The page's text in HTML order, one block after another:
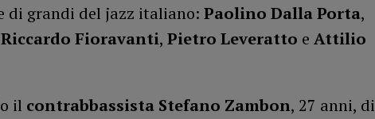
di grandi del jazz italiano: Paolino Dalla Porta,
Riccardo Fioravanti, Pietro Leveratto e Attilio
il contrabbassista Stefano Zambon, 27 anni, di